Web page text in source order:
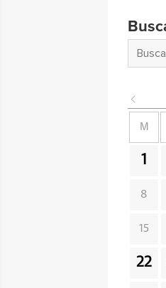
M
1
8
15
22